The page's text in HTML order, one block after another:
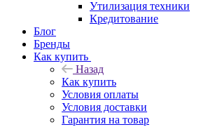
Утилизация техники
Кредитование
Блог
Бренды
Как купить
Назад
Как купить
Условия оплаты
Условия доставки
Гарантия на товар